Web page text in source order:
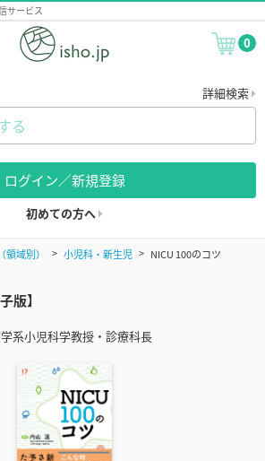
サービス
0
詳細検索
ログイン／新規登録
初めての方へ
域別） 小児科・新生児 NICU 100のコツ
版】
系小児科学教授・診療科長